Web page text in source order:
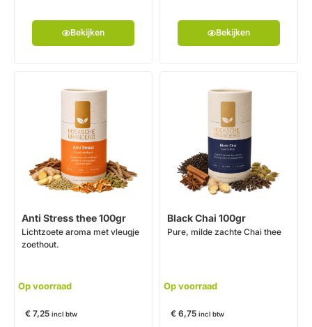
Bekijken Bekijken
Anti Stress thee 100gr
Lichtzoete aroma met vleugje
zoethout.
Op voorraad
€ 7,25 incl btw
Black Chai 100gr
Pure, milde zachte Chai thee
Op voorraad
€ 6,75 incl btw